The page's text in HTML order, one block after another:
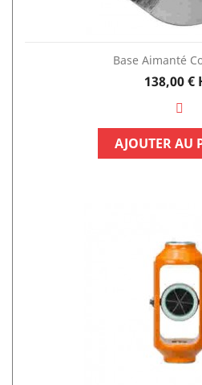
Base Aimanté
138,00 €
AJOUTER AU